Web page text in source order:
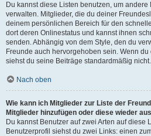
Du kannst diese Listen benutzen, um
verwalten. Mitglieder, die du deiner
deinem persönlichen Bereich für den
dort deren Onlinestatus und kannst ihnen
senden. Abhängig von dem Style, den du
Freunde auch hervorgehoben sein. Wenn
siehst du seine Beiträge standardmäßig nicht.
Nach oben
Wie kann ich Mitglieder zur Liste der
Mitglieder hinzufügen oder diese wieder
Du kannst Benutzer auf zwei Arten auf diese
Benutzerprofil siehst du zwei Links: einen